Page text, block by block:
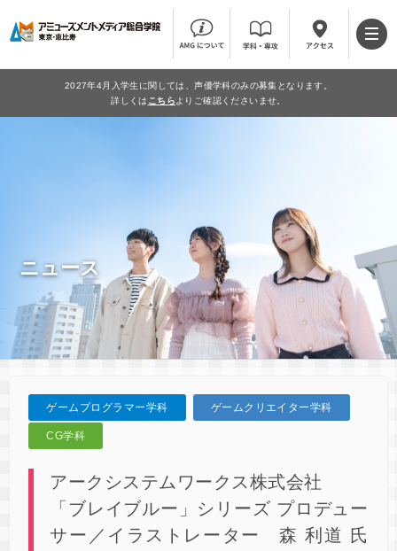
2027年4月入学生に関しては、声優学科のみの募集となります。
詳しくは こちら よりご確認くださいませ。
ニュース
ゲームプログラマー学科 ゲームクリエイター学科
CG学科
アークシステムワークス株式会社
「ブレイブルー」シリーズ プロデュー
サー／イラストレーター 森 利道 氏